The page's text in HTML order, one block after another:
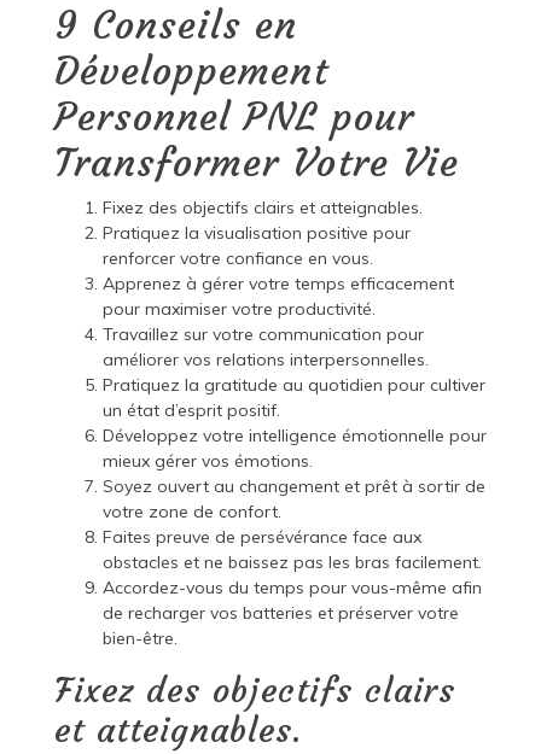
9 Conseils en
Développement
Personnel PNL pour
Transformer Votre Vie
Fixez des objectifs clairs et atteignables.
Pratiquez la visualisation positive pour
renforcer votre confiance en vous.
Apprenez à gérer votre temps efficacement
pour maximiser votre productivité.
Travaillez sur votre communication pour
améliorer vos relations interpersonnelles.
Pratiquez la gratitude au quotidien pour cultiver
un état d’esprit positif.
Développez votre intelligence émotionnelle pour
mieux gérer vos émotions.
Soyez ouvert au changement et prêt à sortir de
votre zone de confort.
Faites preuve de persévérance face aux
obstacles et ne baissez pas les bras facilement.
Accordez-vous du temps pour vous-même afin
de recharger vos batteries et préserver votre
bien-être.
Fixez des objectifs clairs
et atteignables.